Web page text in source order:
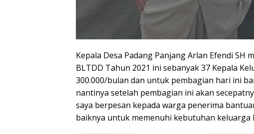
Kepala Desa Padang Panjang Arlan Efendi
BLTDD Tahun 2021 ini sebanyak 37 Kepala
300.000/bulan dan untuk pembagian hari ini
nantinya setelah pembagian ini akan
saya berpesan kepada warga penerima
baiknya untuk memenuhi kebutuhan keluarga